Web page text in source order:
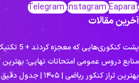
Telegram Instagram Eaparat
آخرین مقالات
پشت کنکوری‌هایی که معجزه کردند + 5 تکنیک مهم
منابع دروس عمومی امتحانات نهایی؛ بهترین
بهترین تراز کنکور ریاضی | ۱۴۰۵ | جدول دقیق